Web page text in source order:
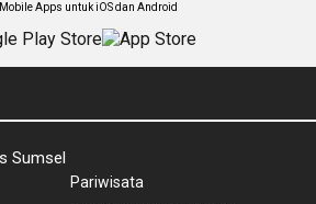
Apps untuk iOS dan Android
Sumsel
Pariwisata